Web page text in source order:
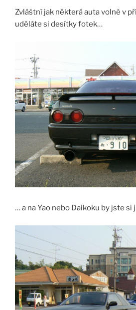
Zvláštní jak některá auta volně v
uděláte si desítky fotek…
… a na Yao nebo Daikoku by jste si